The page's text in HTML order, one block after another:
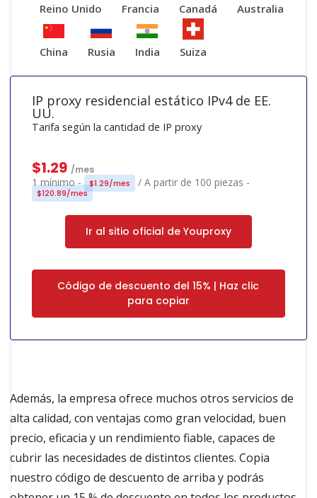
Reino Unido Francia Canadá Australia
China Rusia India Suiza
IP proxy residencial estático IPv4 de EE.
UU.
Tarifa según la cantidad de IP proxy
$1.29 /mes
1 mínimo - $1.29/mes / A partir de 100 piezas -
$120.89/mes
Ir al sitio oficial de Youproxy
Código de descuento del 15% | Haz clic
para copiar
Además, la empresa ofrece muchos otros servicios de
alta calidad, con ventajas como gran velocidad, buen
precio, eficacia y un rendimiento fiable, capaces de
cubrir las necesidades de distintos clientes. Copia
nuestro código de descuento de arriba y podrás